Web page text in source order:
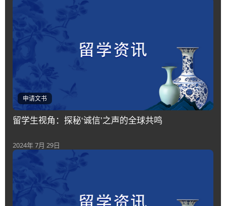
申请文书
留学生视角：探秘‘诚信’之声的全球共鸣
2024年 7月 29日